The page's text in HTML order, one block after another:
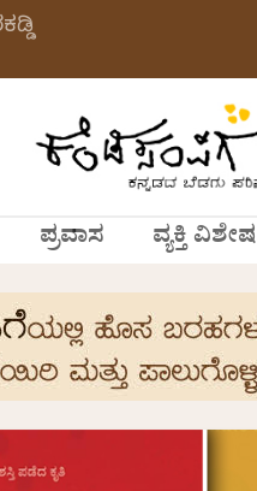
ಪ್ರವಾಸ ವ್ಯಕ್ತಿ ವಿಶೇಷ